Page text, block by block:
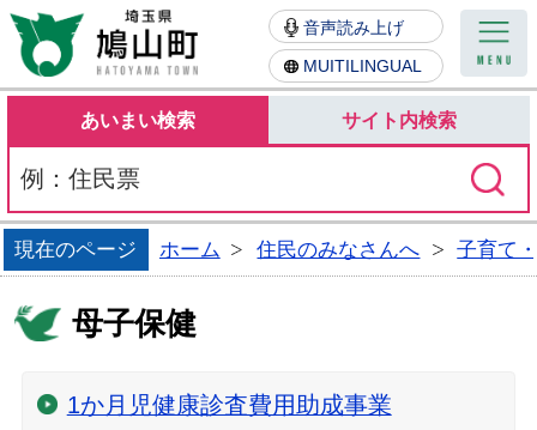
鳩山町
音声読み上げ
MUITILINGUAL
あいまい検索 サイト内検索
現在のページ ホーム 住民のみなさんへ 子育て
母子保健
1か月児健康診査費用助成事業